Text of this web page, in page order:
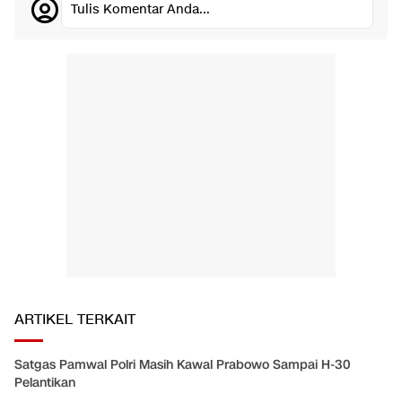
Tulis Komentar Anda...
ARTIKEL TERKAIT
Satgas Pamwal Polri Masih Kawal Prabowo Sampai H-30
Pelantikan